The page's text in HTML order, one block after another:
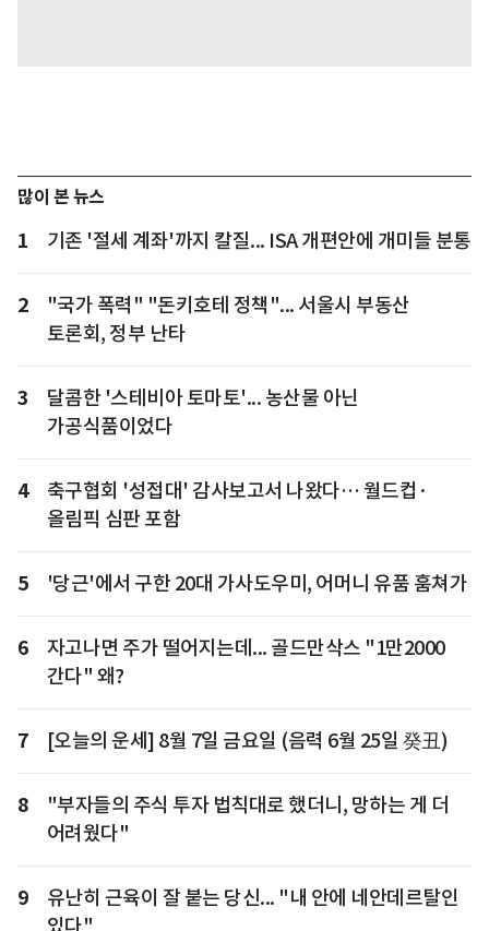
많이 본 뉴스
1 기존 '절세 계좌'까지 칼질... ISA 개편안에 개미들 분통
2
"국가 폭력" "돈키호테 정책"... 서울시 부동산
토론회, 정부 난타
3
달콤한 '스테비아 토마토'... 농산물 아닌
가공식품이었다
4
축구협회 '성접대' 감사보고서 나왔다… 월드컵·
올림픽 심판 포함
5 '당근'에서 구한 20대 가사도우미, 어머니 유품 훔쳐가
6
자고나면 주가 떨어지는데... 골드만삭스 "1만2000
간다" 왜?
7 [오늘의 운세] 8월 7일 금요일 (음력 6월 25일 癸丑)
8
"부자들의 주식 투자 법칙대로 했더니, 망하는 게 더
어려웠다"
9
유난히 근육이 잘 붙는 당신... "내 안에 네안데르탈인